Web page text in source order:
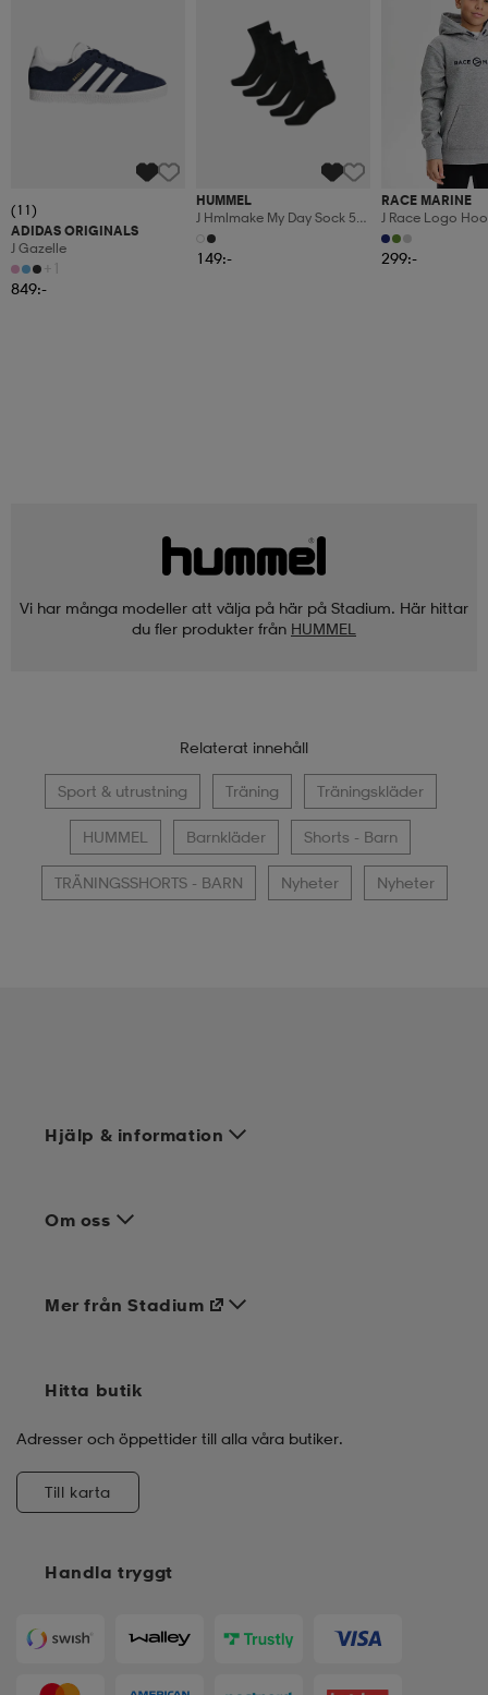
(11)
ADIDAS ORIGINALS
J Gazelle
+1
849:-
HUMMEL
J Hmlmake My Day Sock 5-
Pack
149:-
RACE MARINE
J Race Logo
299:-
Vi har många modeller att välja på här på Stadium. Här hittar
du fler produkter från HUMMEL
Relaterat innehåll
Sport & utrustning Träning Träningskläder
HUMMEL Barnkläder Shorts - Barn
TRÄNINGSSHORTS - BARN Nyheter Nyheter
Hjälp & information
Om oss
Handla tryggt
Mer från Stadium
Hitta butik
Adresser och öppettider till alla våra butiker.
Till karta